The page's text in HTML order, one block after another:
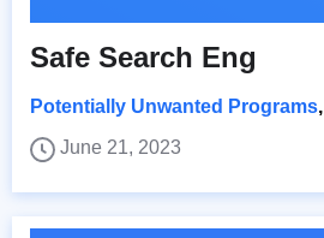
Safe Search Eng
Potentially Unwanted Programs,
June 21, 2023